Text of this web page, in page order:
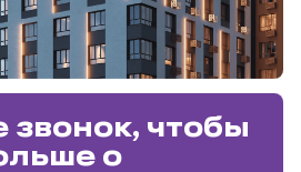
звонок, чтобы
о